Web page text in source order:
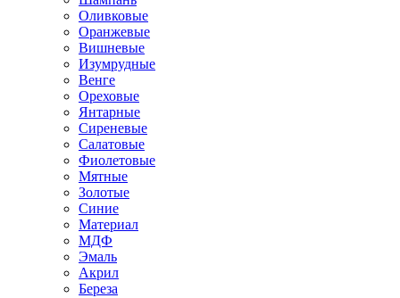
Оливковые
Оранжевые
Вишневые
Изумрудные
Венге
Ореховые
Янтарные
Сиреневые
Салатовые
Фиолетовые
Мятные
Золотые
Синие
Материал
МДФ
Эмаль
Акрил
Береза